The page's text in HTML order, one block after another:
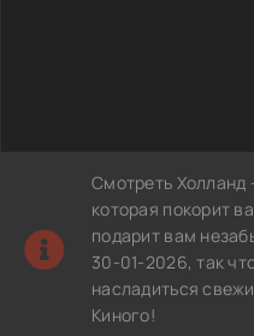
Смотреть Холланд
которая покорит
подарит вам
30-01-2026, так
насладиться
Киного!